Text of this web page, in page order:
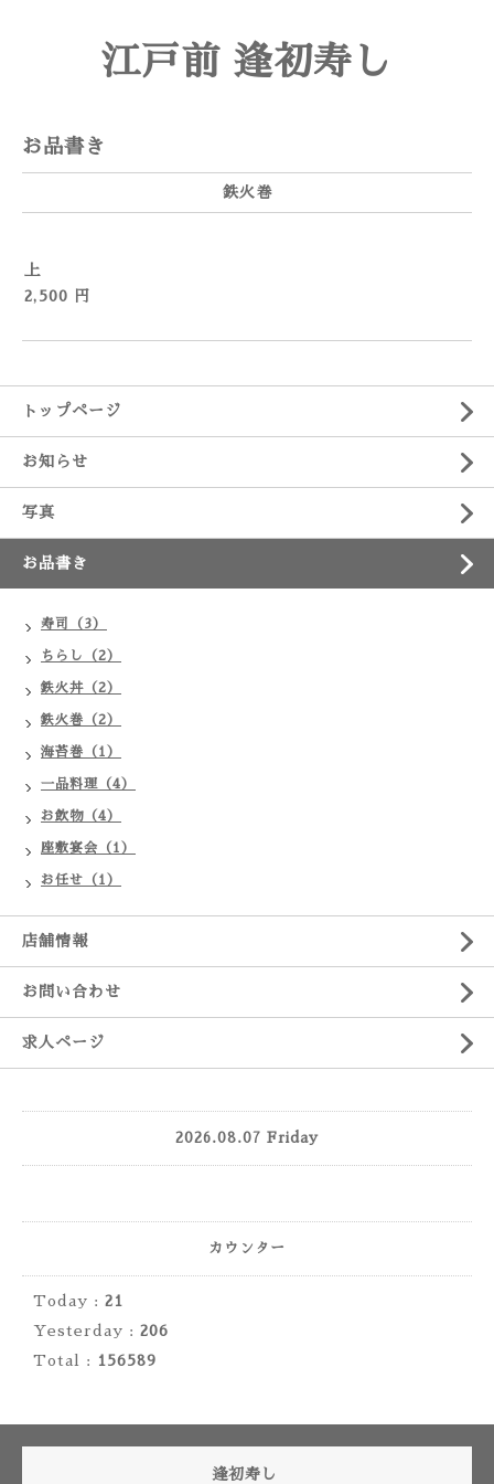
江戸前 逢初寿し
お品書き
鉄火巻
上
2,500 円
トップページ
お知らせ
写真
お品書き
寿司（3）
ちらし（2）
鉄火丼（2）
鉄火巻（2）
海苔巻（1）
一品料理（4）
お飲物（4）
座敷宴会（1）
お任せ（1）
店舗情報
お問い合わせ
求人ページ
2026.08.07 Friday
カウンター
Today : 21
Yesterday : 206
Total :
156589
逢初寿し